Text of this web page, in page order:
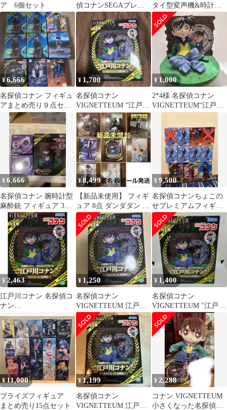
ア 6個セット
偵コナンSEGAプレミ
アムフィギュア まとめ
タイ型変声機&時計型
麻酔銃&フィギュア
¥6,666
名探偵コナン フィギュ
アまとめ売り９点セッ
¥ 1,700
名探偵コナン
VIGNETTEUM ”江戸川
コナン”
¥ 1,000
2*4様 名探偵コナン
VIGNETTEUM“江戸川
¥6,666
名探偵コナン 腕時計型
麻酔銃 フィギュア 3点
セット
¥8,499
【新品未使用】 フィギ
ュア 8点 ダンダダン 幽
遊白書 コナン ブルロ
俺レベ
¥9,500
名探偵コナンちょこの
せプレミアムフィギュ
ア萩原千速
¥ 2,463
江戸川コナン 名探偵コ
ナン
VIGNETTEUM『江戸
川コナン』〜小さくな
った名探偵〜 フィギュ
ア プライズ(1123136)
セガ
¥ 1,250
名探偵コナン
VIGNETTEUM 江戸川
コナン フィギュア 小
さくなった名探偵
¥ 1,400
名探偵コナン
VIGNETTEUM "江戸川
コナン"〜小さくなった
名探偵〜
¥11,000
プライズフィギュア
まとめ売り15点セット
¥ 1,199
名探偵コナン
VIGNETTEUM 江戸川
¥ 2,288
コナン VIGNETTEUM
小さくなった名探偵フ